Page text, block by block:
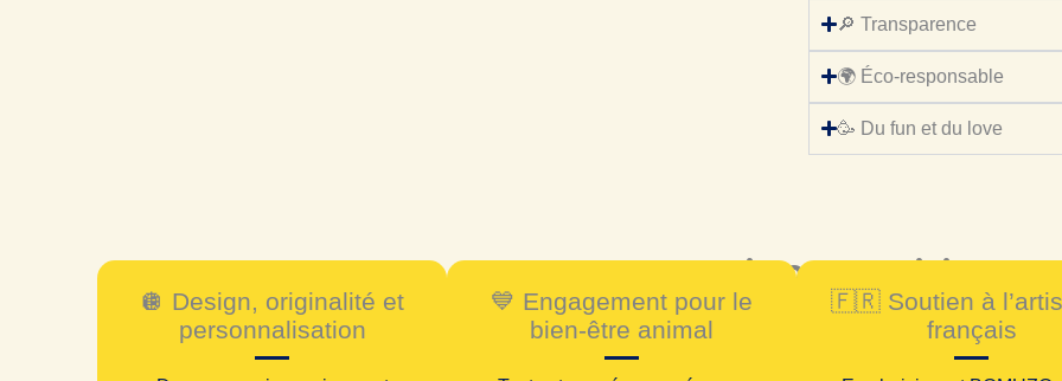
🔎 Transparence
🌍 Éco-responsable
🥳 Du fun et du love
Pourquoi nous choisir ?
🪩 Design, originalité et
personnalisation
💙 Engagement pour le
bien-être animal
🇫🇷 Soutien à
français